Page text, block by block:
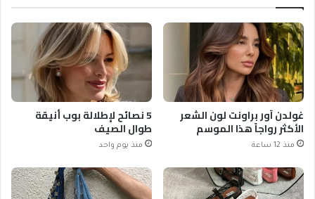
غولدن آور براونت لون الشعر
الأكثر رواجاً هذا الموسم
منذ 12 ساعة
5 نصائح لإطلالة بوب أنيقة
طوال الصيف
منذ يوم واحد